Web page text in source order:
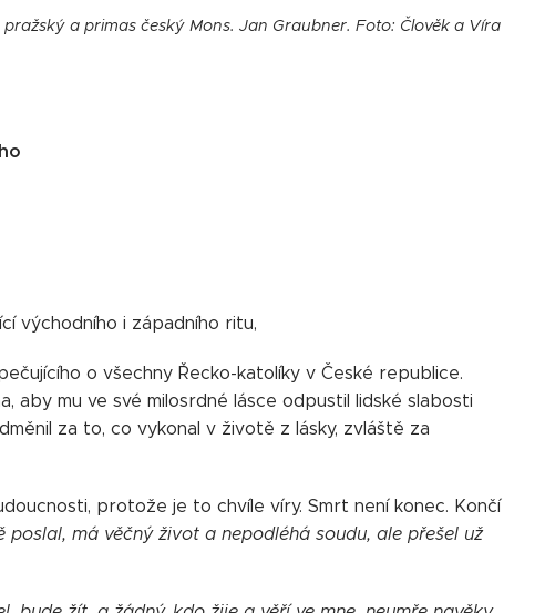
a primas český Mons. Jan Graubner. Foto: Člověk a Víra
východního i západního ritu,
o všechny Řecko-katolíky v České republice.
aby mu ve své milosrdné lásce odpustil lidské slabosti
za to, co vykonal v životě z lásky, zvláště za
protože je to chvíle víry. Smrt není konec. Končí
má věčný život a nepodléhá soudu, ale přešel už